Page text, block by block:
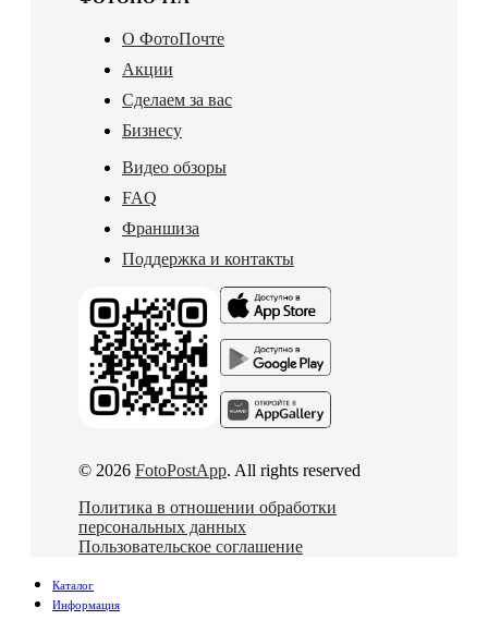
О ФотоПочте
Акции
Сделаем за вас
Бизнесу
Видео обзоры
FAQ
Франшиза
Поддержка и контакты
© 2026 FotoPostApp. All rights reserved
Политика в отношении обработки
персональных данных
Пользовательское соглашение
Каталог
Информация